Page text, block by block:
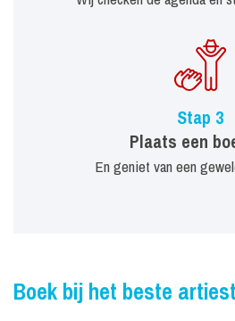
Stap 3
Plaats een
En geniet van een
Boek bij het beste